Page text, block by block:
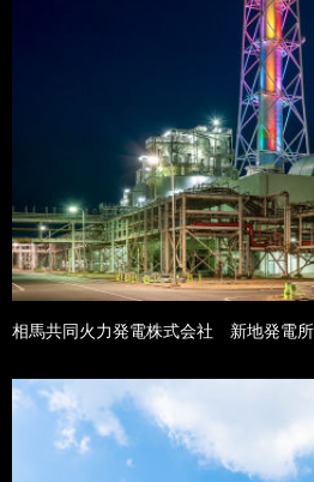
相馬共同火力発電株式会社 新地発電